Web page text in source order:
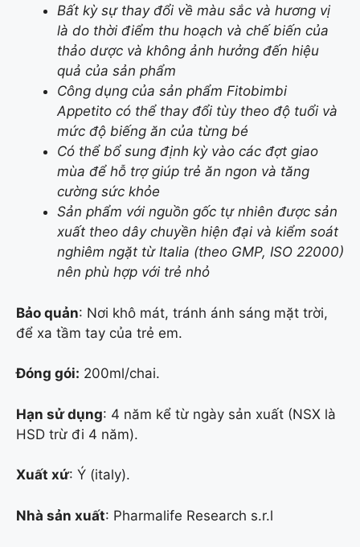
Bất kỳ sự thay đổi về màu sắc và hương vị
là do thời điểm thu hoạch và chế biến của
thảo dược và không ảnh hưởng đến hiệu
quả của sản phẩm
Công dụng của sản phẩm Fitobimbi
Appetito có thể thay đổi tùy theo độ tuổi và
mức độ biếng ăn của từng bé
Có thể bổ sung định kỳ vào các đợt giao
mùa để hỗ trợ giúp trẻ ăn ngon và tăng
cường sức khỏe
Sản phẩm với nguồn gốc tự nhiên được sản
xuất theo dây chuyền hiện đại và kiểm soát
nghiêm ngặt từ Italia (theo GMP, ISO 22000)
nên phù hợp với trẻ nhỏ
Bảo quản: Nơi khô mát, tránh ánh sáng mặt trời,
để xa tầm tay của trẻ em.
Đóng gói: 200ml/chai.
Hạn sử dụng: 4 năm kể từ ngày sản xuất (NSX là
HSD trừ đi 4 năm).
Xuất xứ: Ý (italy).
Nhà sản xuất: Pharmalife Research s.r.l